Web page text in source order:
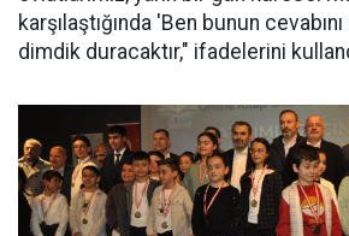
karşılaştığında 'Ben bunun
dimdik duracaktır," ifadelerini